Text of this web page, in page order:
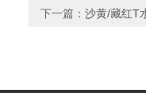
下一篇： 沙黄/藏红T